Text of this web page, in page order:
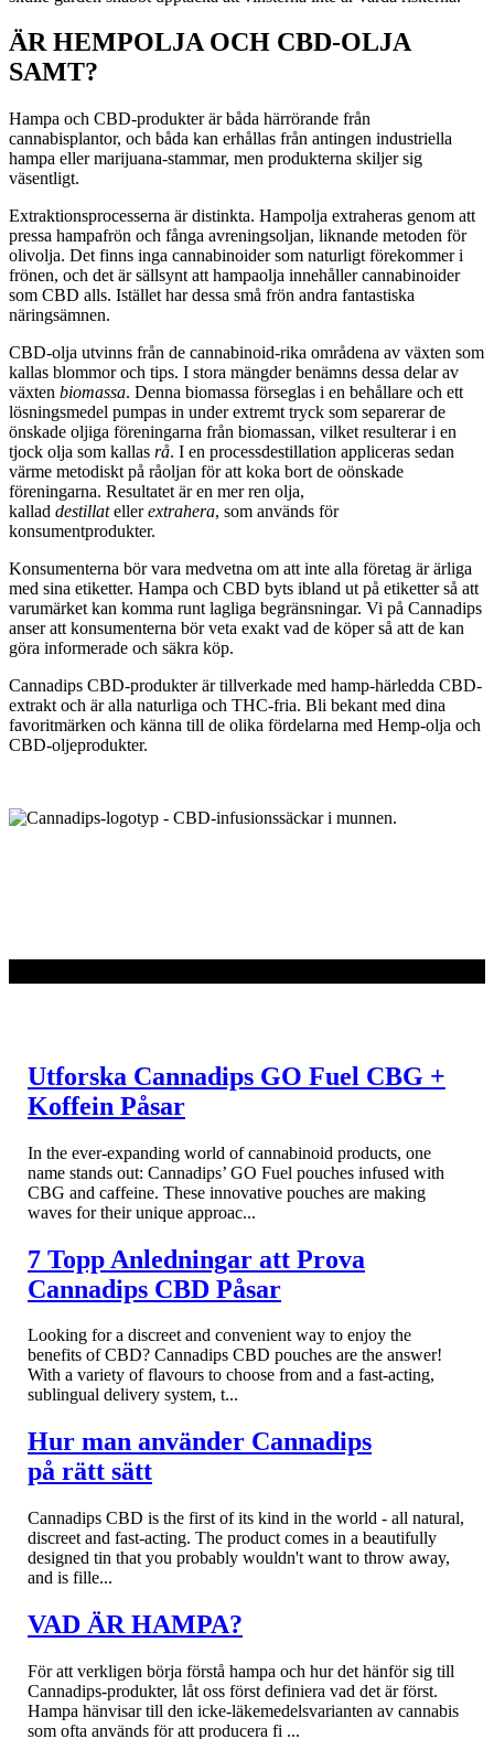
ÄR HEMPOLJA OCH CBD-OLJA
SAMT?
Hampa och CBD-produkter är båda härrörande från
cannabisplantor, och båda kan erhållas från antingen industriella
hampa eller marijuana-stammar, men produkterna skiljer sig
väsentligt.
Extraktionsprocesserna är distinkta. Hampolja extraheras genom att
pressa hampafrön och fånga avreningsoljan, liknande metoden för
olivolja. Det finns inga cannabinoider som naturligt förekommer i
frönen, och det är sällsynt att hampaolja innehåller cannabinoider
som CBD alls. Istället har dessa små frön andra fantastiska
näringsämnen.
CBD-olja utvinns från de cannabinoid-rika områdena av växten som
kallas blommor och tips. I stora mängder benämns dessa delar av
växten biomassa. Denna biomassa förseglas i en behållare och ett
lösningsmedel pumpas in under extremt tryck som separerar de
önskade oljiga föreningarna från biomassan, vilket resulterar i en
tjock olja som kallas rå. I en processdestillation appliceras sedan
värme metodiskt på råoljan för att koka bort de oönskade
föreningarna. Resultatet är en mer ren olja,
kallad destillatellerextrahera, som används för
konsumentprodukter.
Konsumenterna bör vara medvetna om att inte alla företag är ärliga
med sina etiketter. Hampa och CBD byts ibland ut på etiketter så att
varumärket kan komma runt lagliga begränsningar. Vi på Cannadips
anser att konsumenterna bör veta exakt vad de köper så att de kan
göra informerade och säkra köp.
Cannadips CBD-produkter är tillverkade med hamp-härledda CBD-
extrakt och är alla naturliga och THC-fria. Bli bekant med dina
favoritmärken och känna till de olika fördelarna med Hemp-olja och
CBD-oljeprodukter.
Utforska Cannadips GO Fuel CBG +
Koffein Påsar
In the ever-expanding world of cannabinoid products, one
name stands out: Cannadips’ GO Fuel pouches infused with
CBG and caffeine. These innovative pouches are making
waves for their unique approac...
7 Topp Anledningar att Prova
Cannadips CBD Påsar
Looking for a discreet and convenient way to enjoy the
benefits of CBD? Cannadips CBD pouches are the answer!
With a variety of flavours to choose from and a fast-acting,
sublingual delivery system, t...
Hur man använder Cannadips
på rätt sätt
Cannadips CBD is the first of its kind in the world - all natural,
discreet and fast-acting. The product comes in a beautifully
designed tin that you probably wouldn't want to throw away,
and is fille...
VAD ÄR HAMPA?
För att verkligen börja förstå hampa och hur det hänför sig till
Cannadips-produkter, låt oss först definiera vad det är först.
Hampa hänvisar till den icke-läkemedelsvarianten av cannabis
som ofta används för att producera fi ...